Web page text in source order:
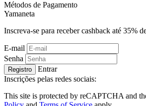
Métodos de Pagamento
Yamaneta
Inscreva-se para receber cashback até 35%
E-mail
Senha
Registro
Entrar
Inscrições pelas redes sociais:
This site is protected by reCAPTCHA and